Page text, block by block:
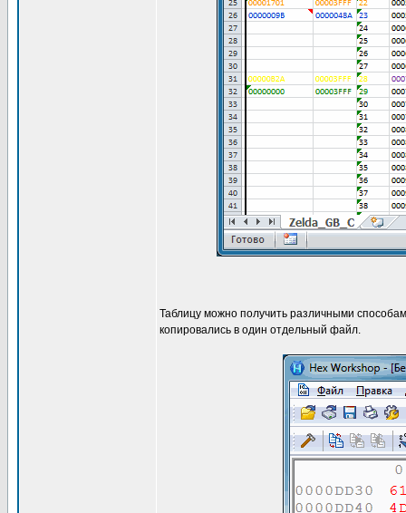
Таблицу можно получить различными
копировались в один отдельный файл.